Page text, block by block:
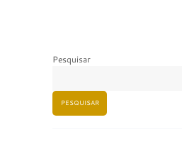
Pesquisar
PESQUISAR